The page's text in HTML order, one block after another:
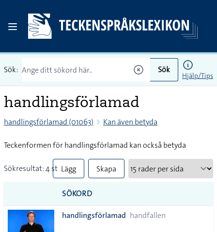
Sök: Sök
Hjälp/Tips
handlingsförlamad
handlingsförlamad (01063) Kan även betyda
Teckenformen för handlingsförlamad kan också betyda
Sökresultat: 4 st Lägg
till
alla i
Skapa
SÖKORD
handlingsförlamad handfallen